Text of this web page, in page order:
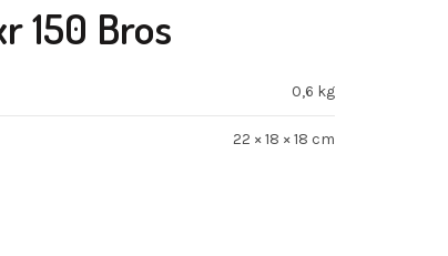
150 Bros
0,6 kg
22 × 18 × 18 cm